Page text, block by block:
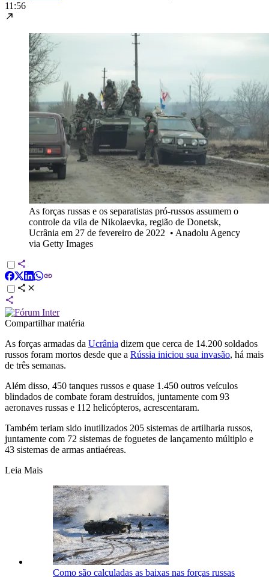
11:56
As forças russas e os separatistas pró-russos assumem o
controle da vila de Nikolaevka, região de Donetsk,
Ucrânia em 27 de fevereiro de 2022 • Anadolu Agency
via Getty Images
Compartilhar matéria
As forças armadas da Ucrânia dizem que cerca de 14.200 soldados
russos foram mortos desde que a Rússia iniciou sua invasão, há mais
de três semanas.
Além disso, 450 tanques russos e quase 1.450 outros veículos
blindados de combate foram destruídos, juntamente com 93
aeronaves russas e 112 helicópteros, acrescentaram.
Também teriam sido inutilizados 205 sistemas de artilharia russos,
juntamente com 72 sistemas de foguetes de lançamento múltiplo e
43 sistemas de armas antiaéreas.
Leia Mais
Como são calculadas as baixas nas forças russas